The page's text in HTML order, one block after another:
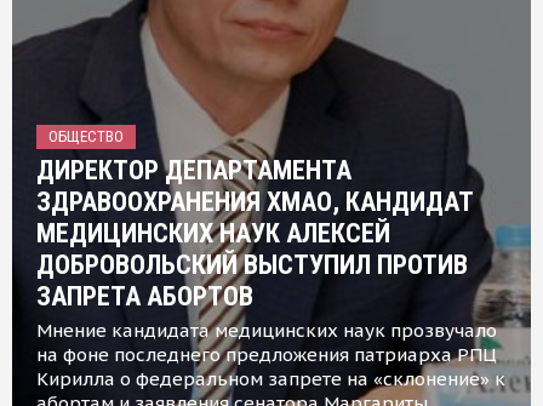
ОБЩЕСТВО
ДИРЕКТОР ДЕПАРТАМЕНТА
ЗДРАВООХРАНЕНИЯ ХМАО, КАНДИДАТ
МЕДИЦИНСКИХ НАУК АЛЕКСЕЙ
ДОБРОВОЛЬСКИЙ ВЫСТУПИЛ ПРОТИВ
ЗАПРЕТА АБОРТОВ
Мнение кандидата медицинских наук прозвучало
на фоне последнего предложения патриарха РПЦ
Кирилла о федеральном запрете на «склонение» к